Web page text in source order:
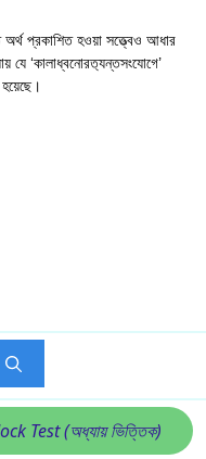
প্রকাশিত হওয়া সত্ত্বেও আধার
যে ‘কালাধ্বনোরত‍্যন্তসংযোগে’
Test (অধ্যায় ভিত্তিক)